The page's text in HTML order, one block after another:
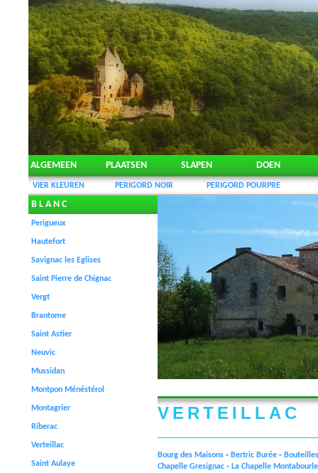
ALGEMEEN PLAATSEN SLAPEN DOEN
VIER KLEUREN PERIGORD NOIR PERIGORD POURPRE
B L A N C
Perigueux
Hautefort
Savignac les Eglises
Saint Pierre de Chignac
Vergt
Brantome
Saint Astier
Neuvic
Mussidan
Montpon Ménéstérol
Montagrier
Riberac
Verteillac
Saint Aulaye
VERTEILLAC
Bourg des Maisons - Bertric Burée -
Chapelle Gresignac - La Chapelle